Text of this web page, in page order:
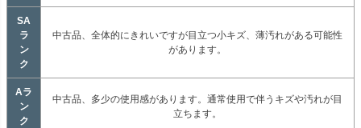
SA
ラ
ン
ク
中古品、全体的にきれいですが目立つ小キズ、薄汚れがある可能性
があります。
Aラ
ン
ク
中古品、多少の使用感があります。通常使用で伴うキズや汚れが目
立ちます。